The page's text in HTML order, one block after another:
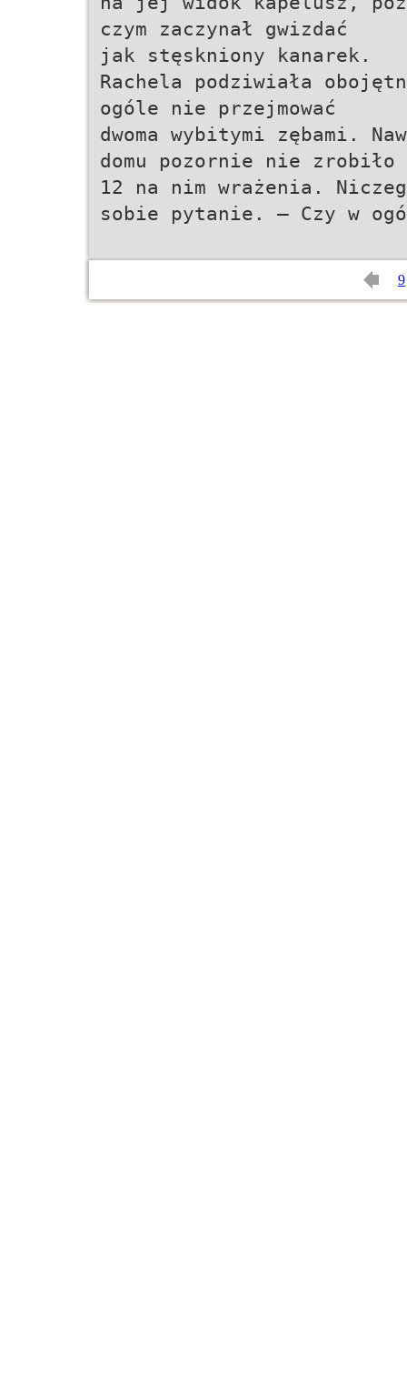
czym zaczynał gwizdać
jak stęskniony kanarek.
Rachela podziwiała
ogóle nie przejmować
dwoma wybitymi zębami.
domu pozornie nie zrobiło
12 na nim wrażenia.
sobie pytanie. – Czy w
9